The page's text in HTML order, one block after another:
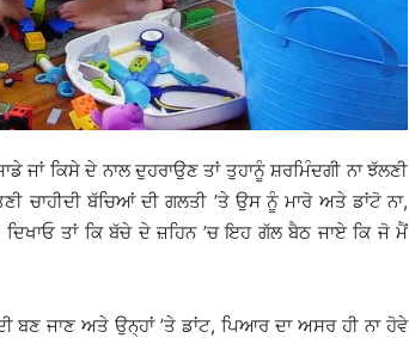
ਜਾਂ ਕਿਸੇ ਦੇ ਨਾਲ ਦੁਹਰਾਉਣ ਤਾਂ ਤੁਹਾਨੂੰ ਸ਼ਰਮਿੰਦਗੀ ਨਾ ਝੱਲਣੀ
ਚਾਹੀਦੀ ਬੱਚਿਆਂ ਦੀ ਗਲਤੀ ’ਤੇ ਉਸ ਨੂੰ ਮਾਰੋ ਅਤੇ ਡਾਂਟੋ ਨਾ,
ਤਾਂ ਕਿ ਬੱਚੇ ਦੇ ਜ਼ਹਿਨ ’ਚ ਇਹ ਗੱਲ ਬੈਠ ਜਾਏ ਕਿ ਜੋ ਮੈਂ
ਬਣ ਜਾਣ ਅਤੇ ਉਨ੍ਹਾਂ ’ਤੇ ਡਾਂਟ, ਪਿਆਰ ਦਾ ਅਸਰ ਹੀ ਨਾ ਹੋਵੇ